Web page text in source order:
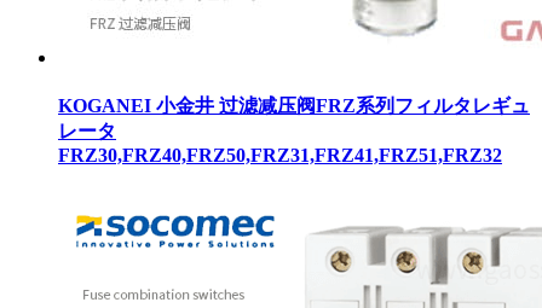
KOGANEI 小金井 过滤减压阀FRZ系列フィルタレギュ
レータ
FRZ30,FRZ40,FRZ50,FRZ31,FRZ41,FRZ51,FRZ32